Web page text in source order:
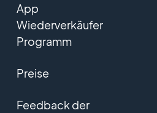
App
Wiederverkäufer
Programm
Preise
Feedback der